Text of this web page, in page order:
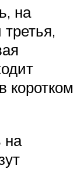
на
коротком
на